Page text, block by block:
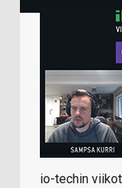
io-techin